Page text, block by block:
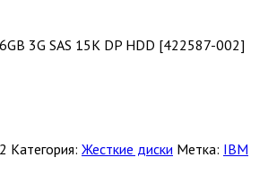
3G SAS 15K DP HDD [422587-002]
Категория: Жесткие диски Метка: IBM